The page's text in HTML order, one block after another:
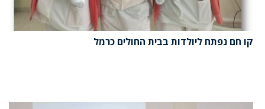
קו חם נפתח ליולדות בבית החולים כרמל